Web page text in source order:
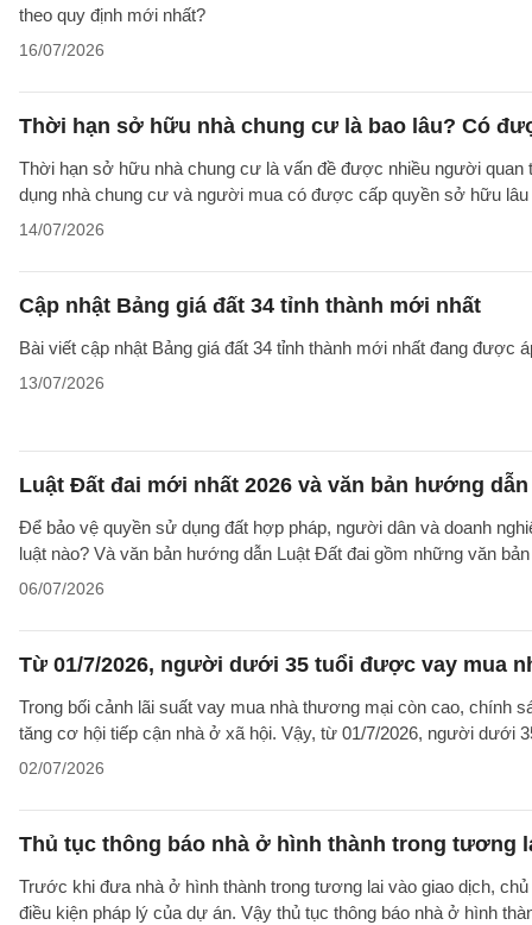
theo quy định mới nhất?
16/07/2026
Thời hạn sở hữu nhà chung cư là bao lâu? Có
Thời hạn sở hữu nhà chung cư là vấn đề được nhiều người quan
dụng nhà chung cư và người mua có được cấp quyền sở hữu
14/07/2026
Cập nhật Bảng giá đất 34 tỉnh thành mới nhất
Bài viết cập nhật Bảng giá đất 34 tỉnh thành mới nhất đang được
13/07/2026
Luật Đất đai mới nhất 2026 và văn bản hướng
Để bảo vệ quyền sử dụng đất hợp pháp, người dân và doanh
luật nào? Và văn bản hướng dẫn Luật Đất đai gồm những văn
06/07/2026
Từ 01/7/2026, người dưới 35 tuổi được vay mua
Trong bối cảnh lãi suất vay mua nhà thương mại còn cao, chính
tăng cơ hội tiếp cận nhà ở xã hội. Vậy, từ 01/7/2026, người dưới
02/07/2026
Thủ tục thông báo nhà ở hình thành trong tương
Trước khi đưa nhà ở hình thành trong tương lai vào giao dịch,
điều kiện pháp lý của dự án. Vậy thủ tục thông báo nhà ở hình